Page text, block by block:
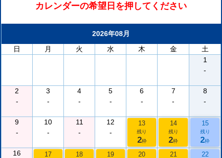
カレンダーの希望日を押してください
2026年08月
日
月 火 水 木 金
土
1
-
2
-
3
-
4
-
5
-
6
-
7
-
8
-
9
-
10
-
11
-
12
-
13
残り
2枠
14
残り
2枠
15
残り
2枠
16 17 18 19 20 21 22